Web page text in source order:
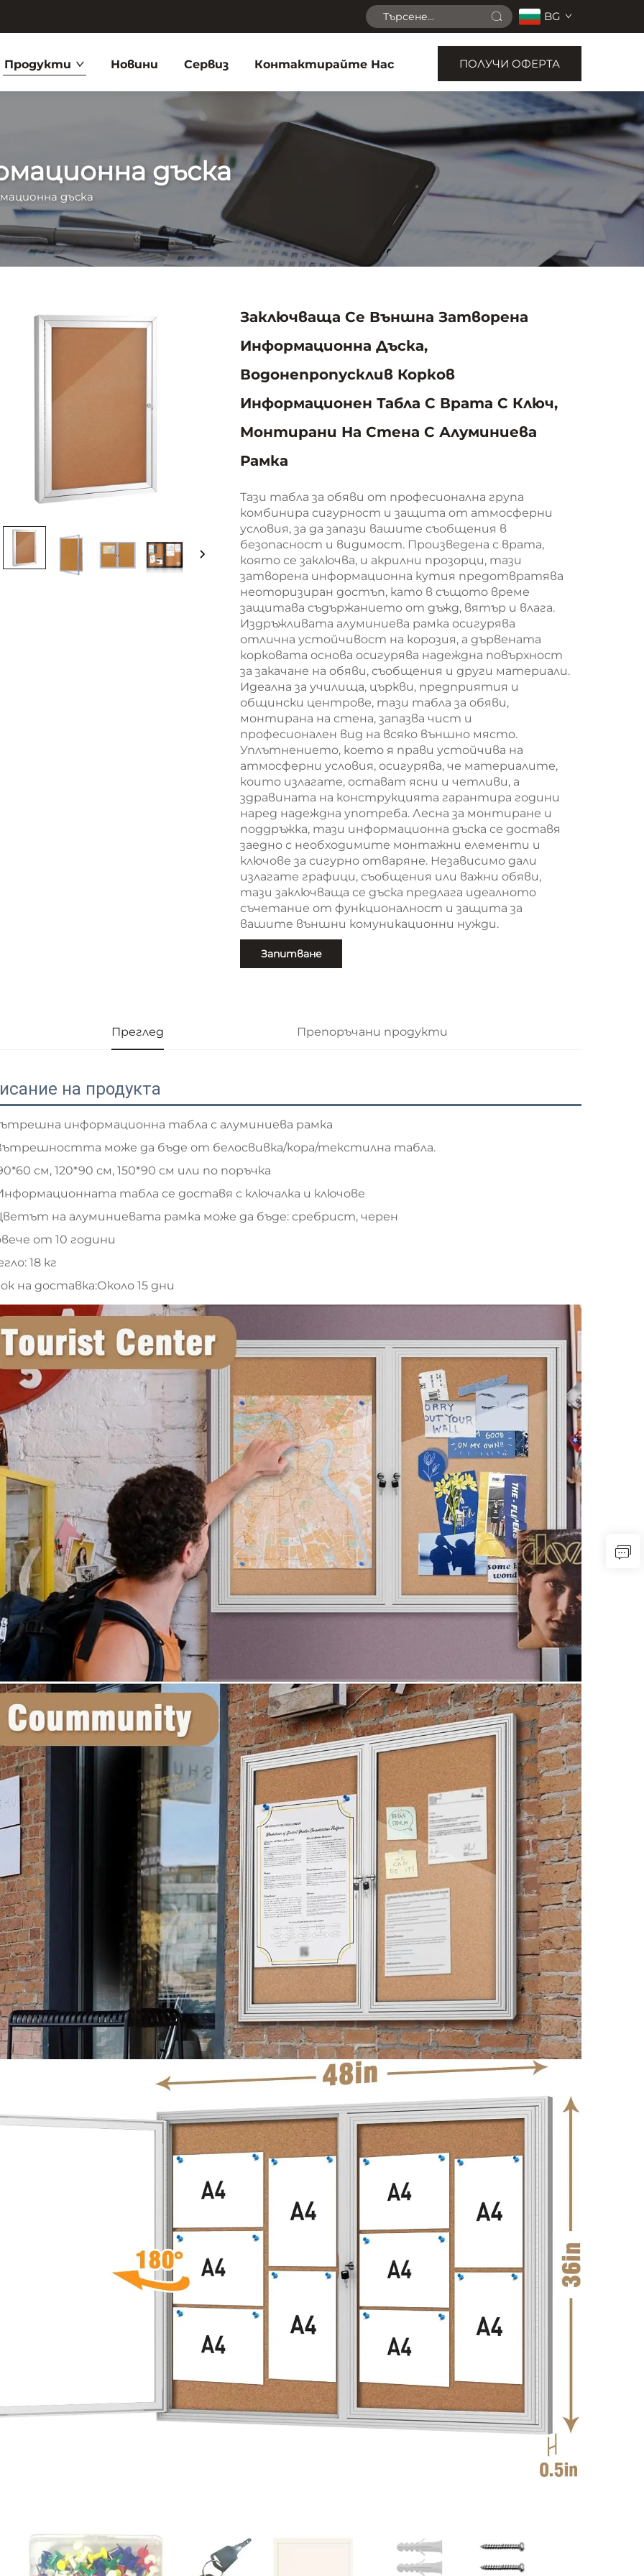
BG
Продукти Новини Сервиз Контактирайте Нас ПОЛУЧИ ОФЕРТА
дъска
дъска
Заключваща Се Външна Затворена
Информационна Дъска,
Водонепропусклив Корков
Информационен Табла С Врата С Ключ,
Монтирани На Стена С Алуминиева
Рамка
Тази табла за обяви от професионална група
комбинира сигурност и защита от атмосферни
условия, за да запази вашите съобщения в
безопасност и видимост. Произведена с врата,
която се заключва, и акрилни прозорци, тази
затворена информационна кутия предотвратява
неоторизиран достъп, като в същото време
защитава съдържанието от дъжд, вятър и влага.
Издръжливата алуминиева рамка осигурява
отлична устойчивост на корозия, а дървената
корковата основа осигурява надеждна повърхност
за закачане на обяви, съобщения и други материали.
Идеална за училища, църкви, предприятия и
общински центрове, тази табла за обяви,
монтирана на стена, запазва чист и
професионален вид на всяко външно място.
Уплътнението, което я прави устойчива на
атмосферни условия, осигурява, че материалите,
които излагате, остават ясни и четливи, а
здравината на конструкцията гарантира години
наред надеждна употреба. Лесна за монтиране и
поддръжка, тази информационна дъска се доставя
заедно с необходимите монтажни елементи и
ключове за сигурно отваряне. Независимо дали
излагате графици, съобщения или важни обяви,
тази заключваща се дъска предлага идеалното
съчетание от функционалност и защита за
вашите външни комуникационни нужди.
Запитване
Преглед Препоръчани продукти
на продукта
информационна табла с алуминиева рамка
може да бъде от белосвивка/кора/текстилна табла.
см, 120*90 см, 150*90 см или по поръчка
табла се доставя с ключалка и ключове
на алуминиевата рамка може да бъде: сребрист, черен
от 10 години
18 кг
на доставка:Около 15 дни